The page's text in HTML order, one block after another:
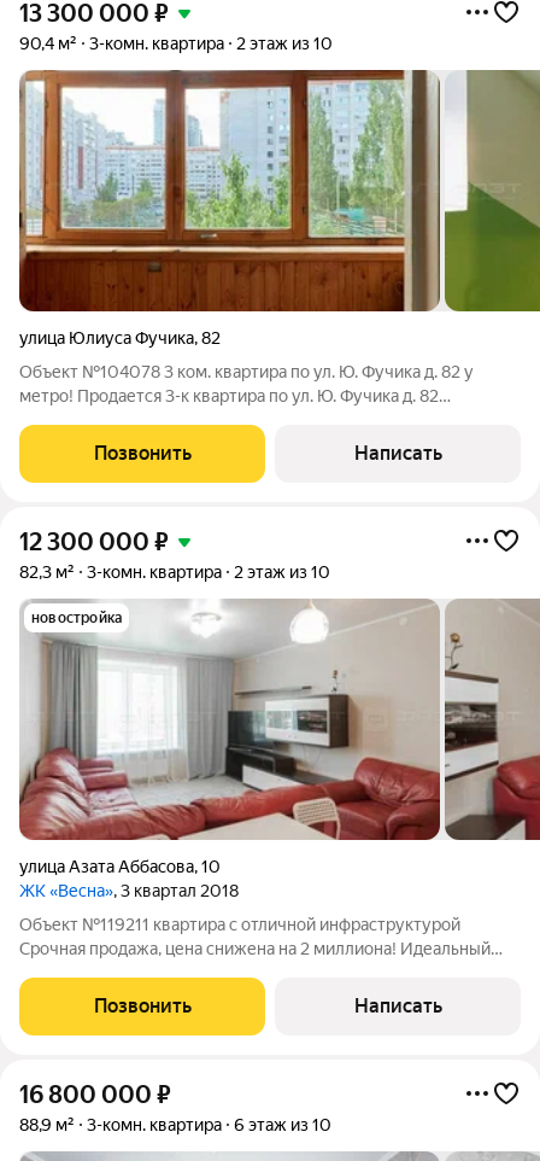
13 300 000 ₽
90,4 м² 3-комн. квартира 2 этаж из 10
улица Юлиуса Фучика,82
Объект №104078 3 ком. квартира по ул. Ю. Фучика д. 82 у
метро! Продается 3-к квартира по ул. Ю. Фучика д. 82
этажного кирпичного дома 2007 года постройки. Свободна от
проживания. Квартира светлая и
Позвонить Написать
12 300 000 ₽
82,3 м² 3-комн. квартира 2 этаж из 10
новостройка
улица Азата Аббасова,10
ЖК «Весна», 3 квартал 2018
Объект №119211 квартира с отличной инфраструктурой
Срочная продажа, цена снижена на 2 миллиона! Идеальный
светлая, просторная и очень уютная трехкомнатная квартира
общей площадью 82.3 м в одном из
Позвонить Написать
16 800 000 ₽
88,9 м² 3-комн. квартира 6 этаж из 10